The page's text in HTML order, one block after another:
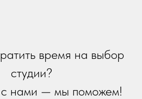
время на выбор
студии?
с нами — мы поможем!